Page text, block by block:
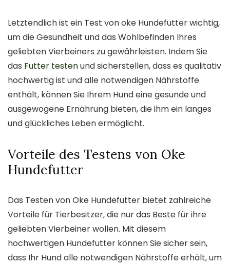
Letztendlich ist ein Test von oke Hundefutter wichtig,
um die Gesundheit und das Wohlbefinden Ihres
geliebten Vierbeiners zu gewährleisten. Indem Sie
das Futter testenund sicherstellen, dass es qualitativ
hochwertig ist und alle notwendigen Nährstoffe
enthält, können Sie Ihrem Hund eine gesunde und
ausgewogene Ernährung bieten, die ihm ein langes
und glückliches Leben ermöglicht.
Vorteile des Testens von Oke
Hundefutter
Das Testen von Oke Hundefutter bietet zahlreiche
Vorteile für Tierbesitzer, die nur das Beste für ihre
geliebten Vierbeiner wollen. Mit diesem
hochwertigen Hundefutter können Sie sicher sein,
dass Ihr Hund alle notwendigen Nährstoffe erhält, um